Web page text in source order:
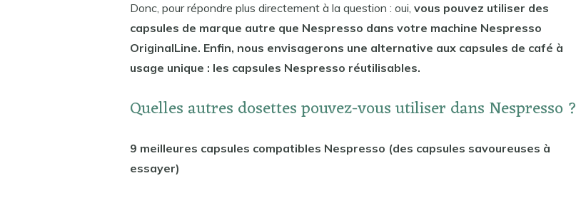
Donc, pour répondre plus directement à la question : oui, vous pouvez utiliser des
capsules de marque autre que Nespresso dans votre machine Nespresso
OriginalLine. Enfin, nous envisagerons une alternative aux capsules de café à
usage unique : les capsules Nespresso réutilisables.
Quelles autres dosettes pouvez-vous utiliser dans Nespresso ?
9 meilleures capsules compatibles Nespresso (des capsules savoureuses à
essayer)